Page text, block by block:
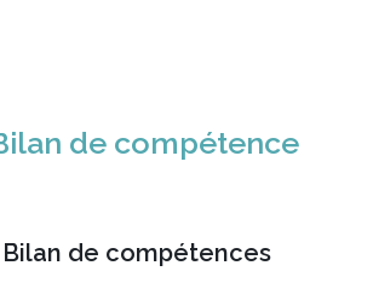
de compétence
Bilan de compétences